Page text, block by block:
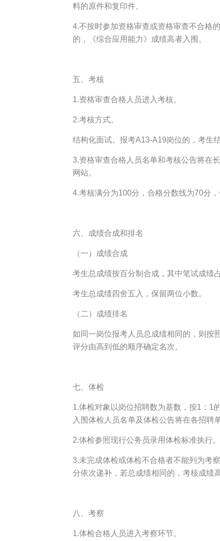
料的原件和复印件。
4.不按时参加资格审查或资格审查不合格
的，《综合应用能力》成绩高者入围。
五、考核
1.资格审查合格人员进入考核。
2.考核方式。
结构化面试。报考A13-A19岗位的，考生
3.资格审查合格人员名单和考核公告将在
网站。
4.考核满分为100分，合格分数线为70分
六、成绩合成和排名
（一）成绩合成
考生总成绩按百分制合成，其中笔试成绩
考生总成绩四舍五入，保留两位小数。
（二）成绩排名
如同一岗位报考人员总成绩相同的，则按
评分由高到低的顺序确定名次。
七、体检
1.体检对象以岗位招聘数为基数，按1：1
入围体检人员名单及体检公告将在各招聘
2.体检参照现行公务员录用体检标准执行。
3.未完成体检或体检不合格者不能列为考
分依次递补，若总成绩相同的，考核成绩
八、考察
1.体检合格人员进入考察环节。